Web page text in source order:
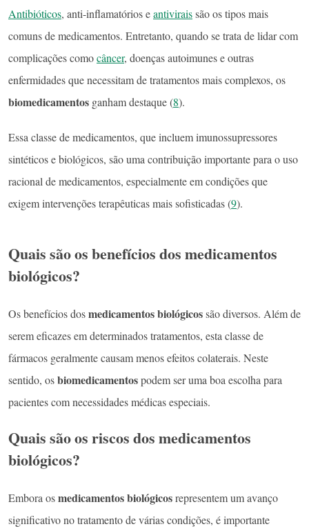
Antibióticos, anti-inflamatórios eantiviraissão os tipos mais
comuns de medicamentos. Entretanto, quando se trata de lidar com
complicações comocâncer, doenças autoimunes e outras
enfermidades que necessitam de tratamentos mais complexos, os
biomedicamentos ganham destaque (8).
Essa classe de medicamentos, que incluem imunossupressores
sintéticos e biológicos, são uma contribuição importante para o uso
racional de medicamentos, especialmente em condições que
exigem intervenções terapêuticas mais sofisticadas (9).
Quais são os benefícios dos medicamentos
biológicos?
Os benefícios dosmedicamentos biológicossão diversos. Além de
serem eficazes em determinados tratamentos, esta classe de
fármacos geralmente causam menos efeitos colaterais. Neste
sentido, osbiomedicamentospodem ser uma boa escolha para
pacientes com necessidades médicas especiais.
Quais são os riscos dos medicamentos
biológicos?
Embora osmedicamentos biológicosrepresentem um avanço
significativo no tratamento de várias condições, é importante